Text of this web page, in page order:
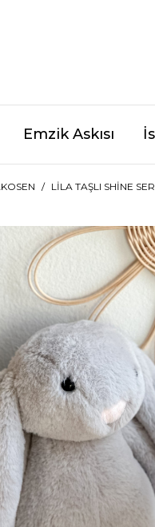
Emzik Askısı
LILA TAŞLI SHINE